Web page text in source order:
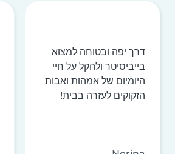
דרך יפה ובטוחה למצוא
בייביסיטר ולהקל על חיי
היומיום של אמהות ואבות
הזקוקים לעזרה בבית!